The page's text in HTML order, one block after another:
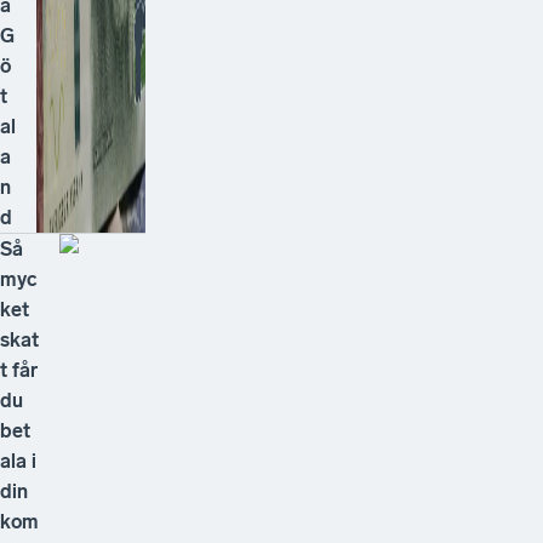
a
G
ö
t
al
a
n
d
Så
myc
ket
skat
t får
du
bet
ala i
din
kom